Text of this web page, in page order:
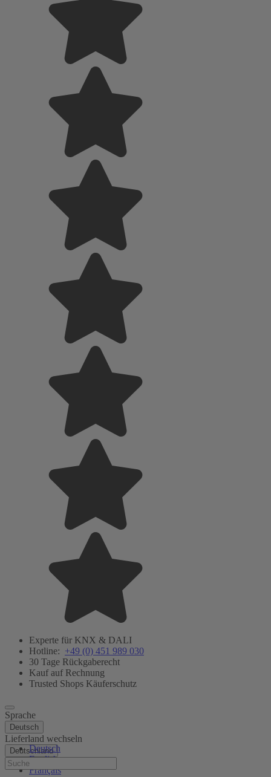
Experte für KNX & DALI
Hotline: +49 (0) 451 989 030
30 Tage Rückgaberecht
Kauf auf Rechnung
Trusted Shops Käuferschutz
Sprache
Deutsch
Deutsch
English
Français
Lieferland wechseln
Deutschland
Hilfe